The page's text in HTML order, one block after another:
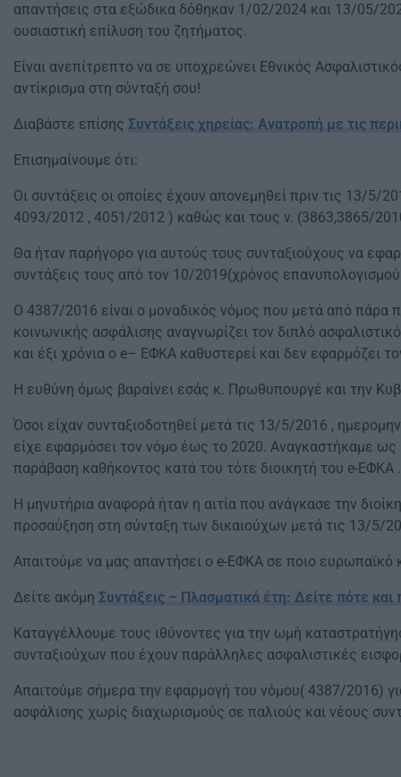
απαντήσεις στα εξώδικα δόθηκαν 1/02/2024 και 13/05/
ουσιαστική επίλυση του ζητήματος.
Είναι ανεπίτρεπτο να σε υποχρεώνει Εθνικός
αντίκρισμα στη σύνταξή σου!
Διαβάστε επίσης Συντάξεις χηρείας: Ανατροπή με τις
Επισημαίνουμε ότι:
Οι συντάξεις οι οποίες έχουν απονεμηθεί πριν τις 13/
4093/2012 , 4051/2012 ) καθώς και τους ν. (3863,3865/
Θα ήταν παρήγορο για αυτούς τους συνταξιούχους να
συντάξεις τους από τον 10/2019(χρόνος
Ο 4387/2016 είναι ο μοναδικός νόμος που μετά από
κοινωνικής ασφάλισης αναγνωρίζει τον διπλό
και έξι χρόνια o e– ΕΦΚΑ καθυστερεί και δεν εφαρμόζει
Η ευθύνη όμως βαραίνει εσάς κ. Πρωθυπουργέ και την
Όσοι είχαν συνταξιοδοτηθεί μετά τις 13/5/2016 ,
είχε εφαρμόσει τον νόμο έως το 2020. Αναγκαστήκαμε ως
παράβαση καθήκοντος κατά του τότε διοικητή του e-ΕΦΚΑ .
Η μηνυτήρια αναφορά ήταν η αιτία που ανάγκασε την
προσαύξηση στη σύνταξη των δικαιούχων μετά τις 13/5/
Απαιτούμε να μας απαντήσει ο e-ΕΦΚΑ σε ποιο ευρωπαϊκό
Δείτε ακόμη Συντάξεις – Πλασματικά έτη: Δείτε πότε
Καταγγέλλουμε τους ιθύνοντες για την ωμή
συνταξιούχων που έχουν παράλληλες ασφαλιστικές
Απαιτούμε σήμερα την εφαρμογή του νόμου( 4387/2016)
ασφάλισης χωρίς διαχωρισμούς σε παλιούς και νέους